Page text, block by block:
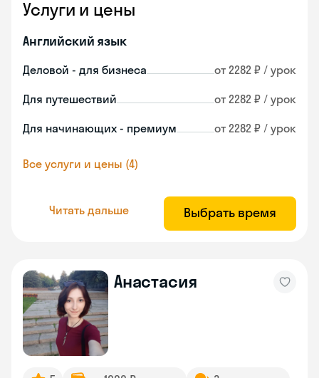
Услуги и цены
Английский язык
Деловой - для бизнеса от 2282 ₽ / урок
Для путешествий от 2282 ₽ / урок
Для начинающих - премиум от 2282 ₽ / урок
Все услуги и цены (4)
Читать дальше Выбрать время
Анастасия